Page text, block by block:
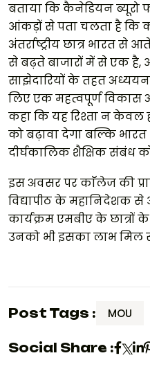
बताया कि कैनेडियन
आंकड़ों से पता चलता है कि
अंतर्राष्ट्रीय छात्र भारत
से बढ़ते बाजारों में से एक है,
साझेदारियों के तहत
लिए एक महत्वपूर्ण विकास
कहा कि यह रिश्ता न केवल
को बढ़ावा देगा बल्कि
दीर्घकालिक शैक्षिक संबंध
इस अवसर पर काॅलेज की
विद्यापीठ के महानिदेशक से
कार्यक्रम एमबीए के छात्रों
उनको भी इसका लाभ मिल
Post Tags : MOU
Social Share :